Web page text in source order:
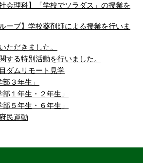
会理科】「学校でソラダス」の授業を
ープ】学校薬剤師による授業を行いま
ただきました。
する特別活動を行いました。
ダムリモート見学
３年生」
１年生・２年生」
５年生・６年生」
民運動